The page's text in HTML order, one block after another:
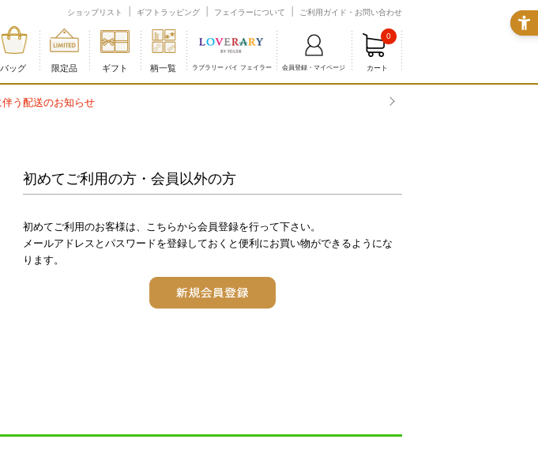
ショップリスト ギフトラッピング フェイラーについて ご利用ガイド・お問い合わせ
バッグ 限定品 ギフト 柄一覧 ラブラリー バイ フェイラー 会員登録・マイページ カート
0
初めてご利用の方・会員以外の方
初めてご利用のお客様は、こちらから会員登録を行って下さい。
メールアドレスとパスワードを登録しておくと便利にお買い物ができるようにな
ります。